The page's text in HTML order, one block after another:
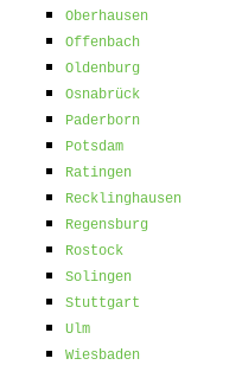
Oberhausen
Offenbach
Oldenburg
Osnabrück
Paderborn
Potsdam
Ratingen
Recklinghausen
Regensburg
Rostock
Solingen
Stuttgart
Ulm
Wiesbaden